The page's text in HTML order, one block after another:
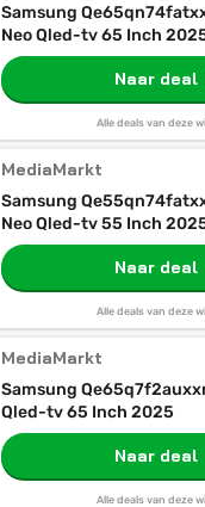
Samsung
Neo Qled-tv 65 Inch
Naar deal
Alle deals van deze
MediaMarkt
Samsung
Neo Qled-tv 55 Inch
Naar deal
Alle deals van deze
MediaMarkt
Samsung
Qled-tv 65 Inch 2025
Naar deal
Alle deals van deze